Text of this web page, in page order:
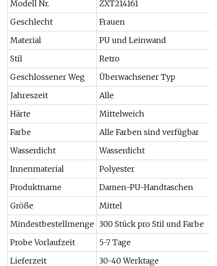
Modell Nr.
ZXT214161
Geschlecht
Frauen
Material
PU und Leinwand
Stil
Retro
Geschlossener Weg
Überwachsener Typ
Jahreszeit
Alle
Härte
Mittelweich
Farbe
Alle Farben sind verfügbar
Wasserdicht
Wasserdicht
Innenmaterial
Polyester
Produktname
Damen-PU-Handtaschen
Größe
Mittel
Mindestbestellmenge 300 Stück pro Stil und Farbe
Probe Vorlaufzeit
5-7 Tage
Lieferzeit
30-40 Werktage